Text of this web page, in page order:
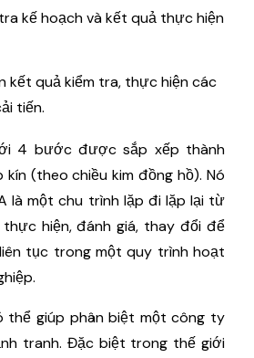
kế hoạch và kết quả thực hiện
kết quả kiểm tra, thực hiện các
tiến.
4 bước được sắp xếp thành
(theo chiều kim đồng hồ). Nó
là một chu trình lặp đi lặp lại từ
hiện, đánh giá, thay đổi để
tục trong một quy trình hoạt
thể giúp phân biệt một công ty
tranh. Đặc biệt trong thế giới